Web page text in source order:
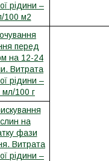
рідини –
100 м2
перед
на 12-24
Витрата
рідини –
мл/100 г
на
фази
Витрата
рідини –